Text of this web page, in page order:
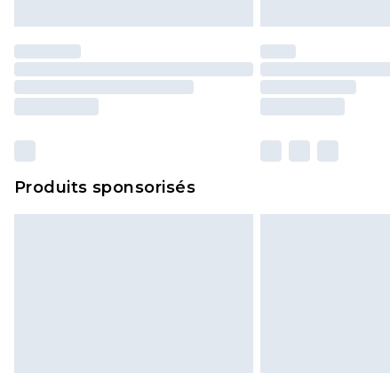
Produits sponsorisés